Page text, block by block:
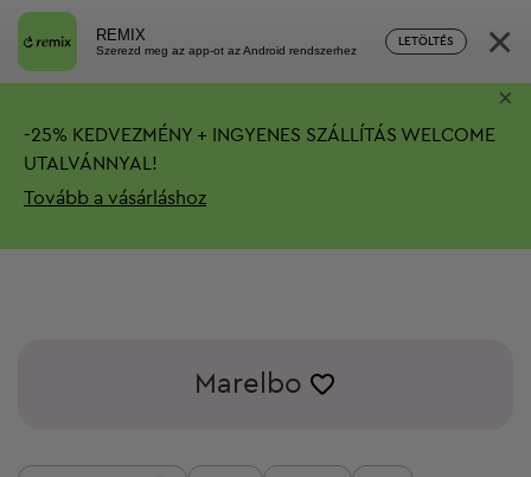
REMIX
Szerezd meg az app-ot az Android rendszerhez
LETÖLTÉS ×
-25% KEDVEZMÉNY + INGYENES SZÁLLÍTÁS WELCOME
UTALVÁNNYAL!
Tovább a vásárláshoz
×
Marelbo